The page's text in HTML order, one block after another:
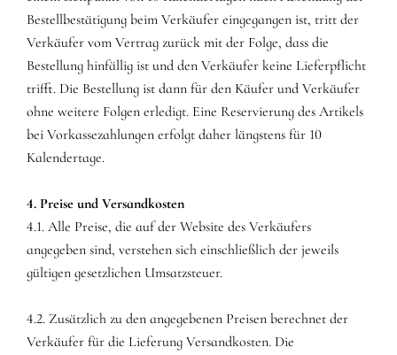
Bestellbestätigung beim Verkäufer eingegangen ist, tritt der
Verkäufer vom Vertrag zurück mit der Folge, dass die
Bestellung hinfällig ist und den Verkäufer keine Lieferpflicht
trifft. Die Bestellung ist dann für den Käufer und Verkäufer
ohne weitere Folgen erledigt. Eine Reservierung des Artikels
bei Vorkassezahlungen erfolgt daher längstens für 10
Kalendertage.
4. Preise und Versandkosten
4.1. Alle Preise, die auf der Website des Verkäufers
angegeben sind, verstehen sich einschließlich der jeweils
gültigen gesetzlichen Umsatzsteuer.
4.2. Zusätzlich zu den angegebenen Preisen berechnet der
Verkäufer für die Lieferung Versandkosten. Die